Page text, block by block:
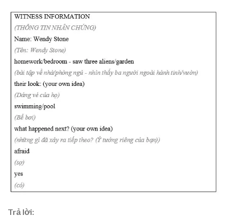
Trả lời: